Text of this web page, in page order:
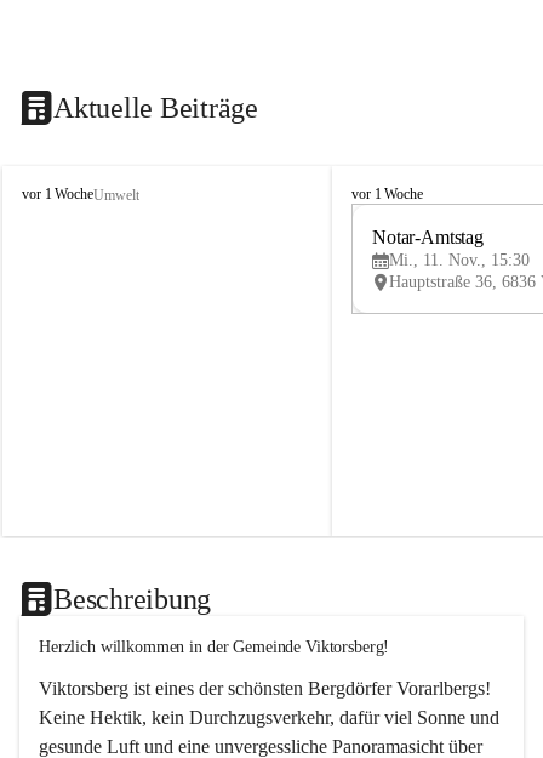
Aktuelle Beiträge
V
vor 1 WocheUmwelt
V
vor 1 Woche
Notar-Amtstag
Mi., 11. Nov., 15:30
Beschreibung
Herzlich willkommen in der Gemeinde Viktorsberg!
Viktorsberg ist eines der schönsten Bergdörfer Vorarlbergs!
Keine Hektik, kein Durchzugsverkehr, dafür viel Sonne und
gesunde Luft und eine unvergessliche Panoramasicht über